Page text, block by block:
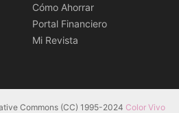
Cómo Ahorrar
Portal Financiero
Mi Revista
Commons (CC) 1995-2024 Color Vivo